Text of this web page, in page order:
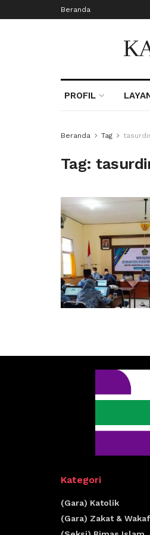
Beranda
PROFIL
Beranda Tag
Tag:
Kategori
(Gara) Katolik
(Gara) Zakat & Wakaf